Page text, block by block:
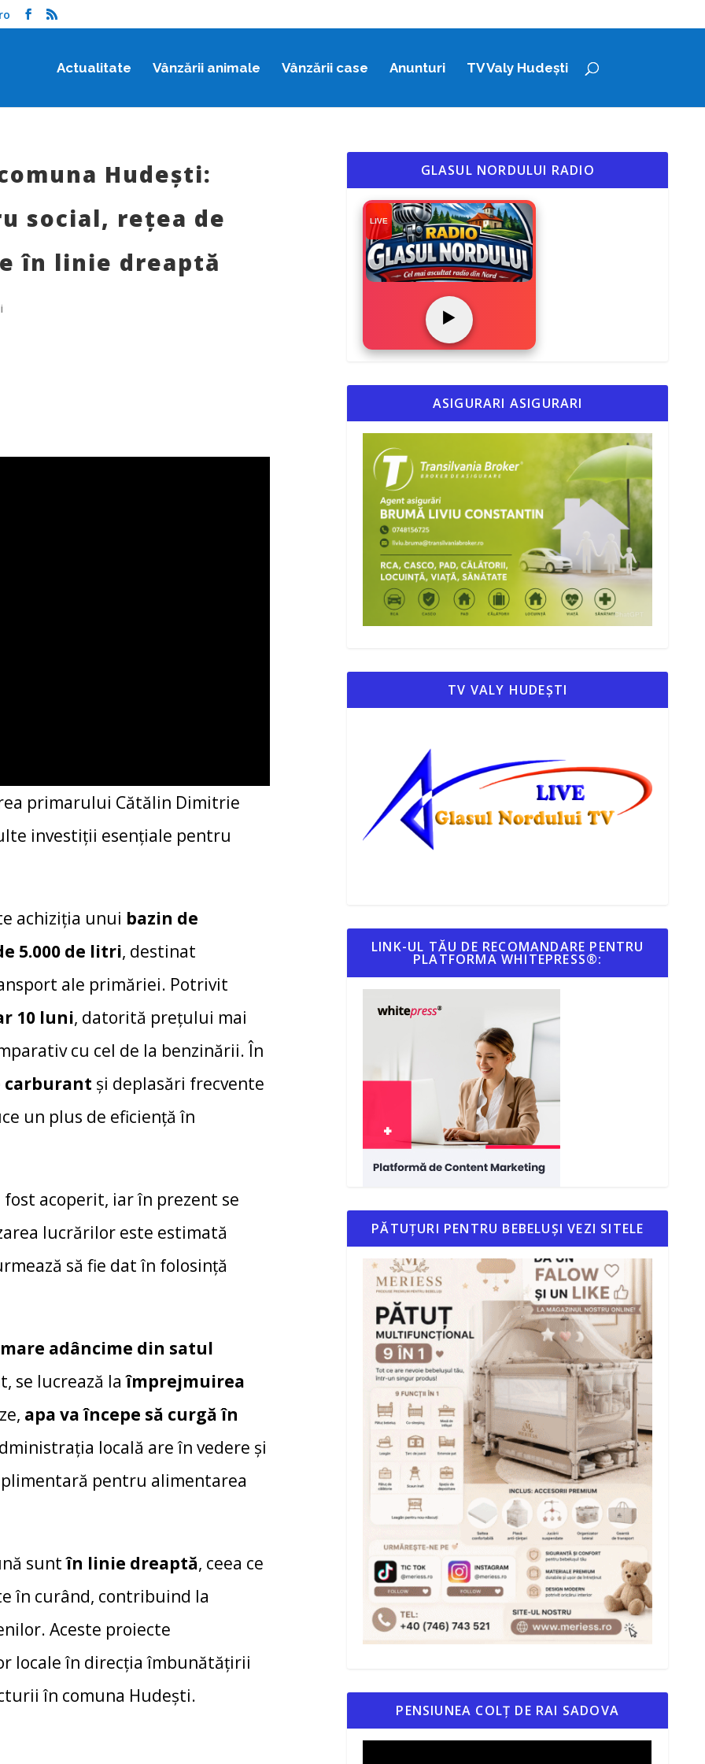
Actualitate Vânzării animale Vânzării case Anunturi TV Valy Hudești
Hudești:
social, rețea de
în linie dreaptă
primarului Cătălin Dimitrie
investiții esențiale pentru
achiziția unui bazin de
5.000 de litri, destinat
ale primăriei. Potrivit
10 luni, datorită prețului mai
cu cel de la benzinării. În
carburant și deplasări frecvente
un plus de eficiență în
fost acoperit, iar în prezent se
lucrărilor este estimată
să fie dat în folosință
adâncime din satul
se lucrează laîmprejmuirea
apa va începe să curgă în
locală are în vedere și
pentru alimentarea
suntîn linie dreaptă, ceea ce
în curând, contribuind la
Aceste proiecte
locale în direcția îmbunătățirii
în comuna Hudești.
GLASUL NORDULUI RADIO
LIVE
▶️
ASIGURARI ASIGURARI
TV VALY HUDEȘTI
LINK-UL TĂU DE RECOMANDARE PENTRU
PLATFORMA WHITEPRESS®:
PĂTUȚURI PENTRU BEBELUȘI VEZI SITELE
PENSIUNEA COLȚ DE RAI SADOVA